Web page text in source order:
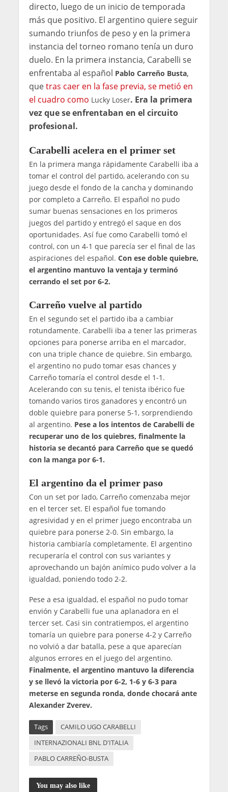
directo, luego de un inicio de temporada
más que positivo. El argentino quiere seguir
sumando triunfos de peso y en la primera
instancia del torneo romano tenía un duro
duelo. En la primera instancia, Carabelli se
enfrentaba al español Pablo Carreño Busta,
quetras caer en la fase previa, se metió en
el cuadro como Lucky Loser. Era la primera
vez que se enfrentaban en el circuito
profesional.
Carabelli acelera en el primer set
En la primera manga rápidamente Carabelli iba a
tomar el control del partido, acelerando con su
juego desde el fondo de la cancha y dominando
por completo a Carreño. El español no pudo
sumar buenas sensaciones en los primeros
juegos del partido y entregó el saque en dos
oportunidades. Así fue como Carabelli tomó el
control, con un 4-1 que parecía ser el final de las
aspiraciones del español. Con ese doble quiebre,
el argentino mantuvo la ventaja y terminó
cerrando el set por 6-2.
Carreño vuelve al partido
En el segundo set el partido iba a cambiar
rotundamente. Carabelli iba a tener las primeras
opciones para ponerse arriba en el marcador,
con una triple chance de quiebre. Sin embargo,
el argentino no pudo tomar esas chances y
Carreño tomaría el control desde el 1-1.
Acelerando con su tenis, el tenista ibérico fue
tomando varios tiros ganadores y encontró un
doble quiebre para ponerse 5-1, sorprendiendo
al argentino. Pese a los intentos de Carabelli de
recuperar uno de los quiebres, finalmente la
historia se decantó para Carreño que se quedó
con la manga por 6-1.
El argentino da el primer paso
Con un set por lado, Carreño comenzaba mejor
en el tercer set. El español fue tomando
agresividad y en el primer juego encontraba un
quiebre para ponerse 2-0. Sin embargo, la
historia cambiaría completamente. El argentino
recuperaría el control con sus variantes y
aprovechando un bajón anímico pudo volver a la
igualdad, poniendo todo 2-2.
Pese a esa igualdad, el español no pudo tomar
envión y Carabelli fue una aplanadora en el
tercer set. Casi sin contratiempos, el argentino
tomaría un quiebre para ponerse 4-2 y Carreño
no volvió a dar batalla, pese a que aparecían
algunos errores en el juego del argentino.
Finalmente, el argentino mantuvo la diferencia
y se llevó la victoria por 6-2, 1-6 y 6-3 para
meterse en segunda ronda, donde chocará ante
Alexander Zverev.
Tags
CAMILO UGO CARABELLI
INTERNAZIONALI BNL D'ITALIA
PABLO CARREÑO-BUSTA
You may also like